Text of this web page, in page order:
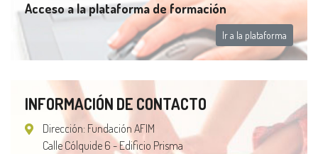
Acceso a la plataforma de formación
Ir a la plataforma
INFORMACIÓN DE CONTACTO
Dirección: Fundación AFIM
Calle Cólquide 6 - Edificio Prisma